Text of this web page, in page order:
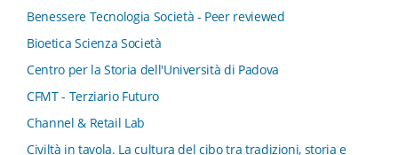
Benessere Tecnologia Società - Peer reviewed
Bioetica Scienza Società
Centro per la Storia dell'Università di Padova
CFMT - Terziario Futuro
Channel & Retail Lab
Civiltà in tavola. La cultura del cibo tra tradizioni, storia e